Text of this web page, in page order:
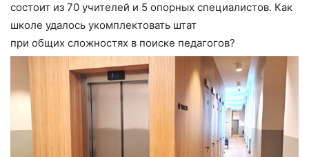
состоит из 70 учителей и 5 опорных специалистов. Как
школе удалось укомплектовать штат
при общих сложностях в поиске педагогов?